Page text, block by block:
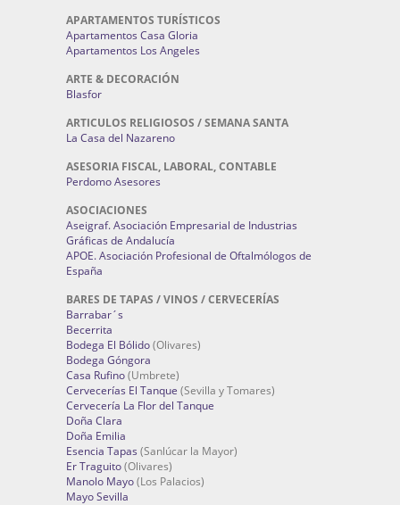
APARTAMENTOS TURÍSTICOS
Apartamentos Casa Gloria
Apartamentos Los Angeles
ARTE & DECORACIÓN
Blasfor
ARTICULOS RELIGIOSOS / SEMANA SANTA
La Casa del Nazareno
ASESORIA FISCAL, LABORAL, CONTABLE
Perdomo Asesores
ASOCIACIONES
Aseigraf. Asociación Empresarial de Industrias
Gráficas de Andalucía
APOE. Asociación Profesional de Oftalmólogos de
España
BARES DE TAPAS / VINOS / CERVECERÍAS
Barrabar´s
Becerrita
Bodega El Bólido(Olivares)
Bodega Góngora
Casa Rufino(Umbrete)
Cervecerías El Tanque (Sevilla y Tomares)
Cervecería La Flor del Tanque
Doña Clara
Doña Emilia
Esencia Tapas (Sanlúcar la Mayor)
Er Traguito(Olivares)
Manolo Mayo(Los Palacios)
Mayo Sevilla